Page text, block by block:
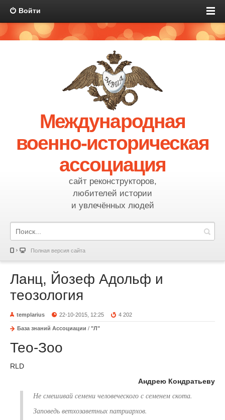
Войти
Международная
военно-историческая
ассоциация
сайт реконструкторов,
любителей истории
и увлечённых людей
Полная версия сайта
Ланц, Йозеф Адольф и
теозология
templarius 22-10-2015, 12:25 4 202
База знаний Ассоциации / "Л"
Тео-Зоо
RLD
Андрею Кондратьеву
Не смешивай семени человеческого с семенем скота.
Заповедь ветхозаветных патриархов.